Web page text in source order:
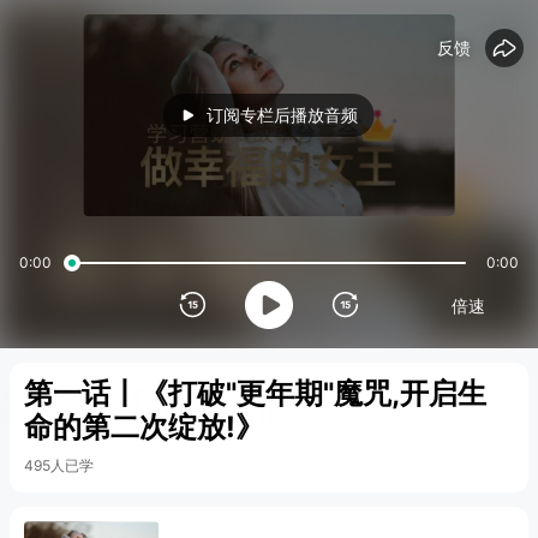
反馈
订阅专栏后播放音频
0:00 0:00
倍速
第一话丨《打破"更年期"魔咒,开启生
命的第二次绽放!》
495人已学